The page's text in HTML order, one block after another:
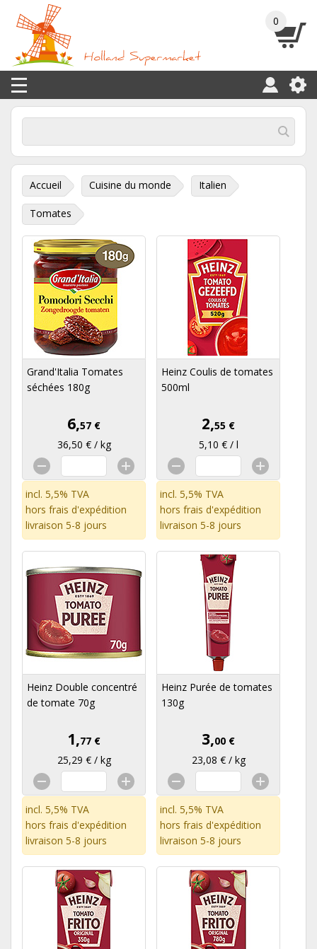
0
Accueil Cuisine du monde Italien
Tomates
Grand'Italia Tomates
séchées 180g
6,57 €
36,50 € / kg
incl. 5,5% TVA
hors frais d'expédition
livraison 5-8 jours
Heinz Coulis de tomates
500ml
2,55 €
5,10 € / l
incl. 5,5% TVA
hors frais d'expédition
livraison 5-8 jours
Heinz Double concentré
de tomate 70g
1,77 €
25,29 € / kg
incl. 5,5% TVA
hors frais d'expédition
livraison 5-8 jours
Heinz Purée de tomates
130g
3,00 €
23,08 € / kg
incl. 5,5% TVA
hors frais d'expédition
livraison 5-8 jours